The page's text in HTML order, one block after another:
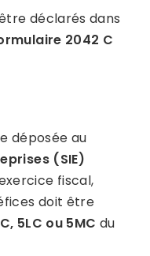
déclarés dans
2042 C
déposée au
(SIE)
fiscal,
doit être
5LC ou 5MC du